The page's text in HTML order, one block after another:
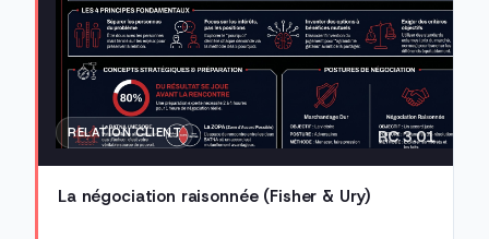
RELATION CLIENT RC 3.01
La négociation raisonnée (Fisher & Ury)